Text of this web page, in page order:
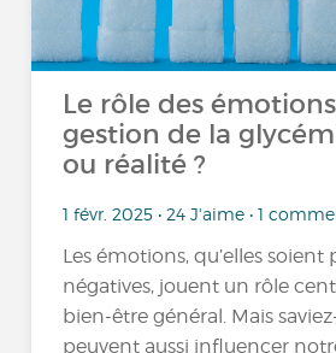
Le rôle des
gestion de la
ou réalité ?
1 févr. 2025 • 24 J'aime • 1
Les émotions, qu’elles soient
négatives, jouent un rôle
bien-être général. Mais
peuvent aussi influencer